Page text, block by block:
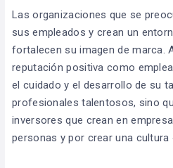
Las organizaciones que se
sus empleados y crean un
fortalecen su imagen de marca.
reputación positiva como
el cuidado y el desarrollo de su
profesionales talentosos, sino
inversores que crean en
personas y por crear una cultura